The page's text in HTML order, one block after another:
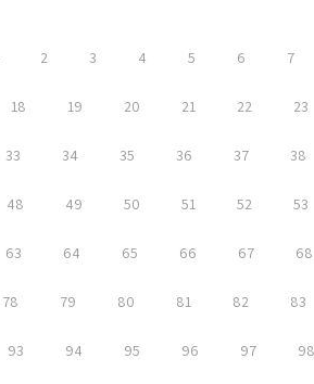
2 3 4 5 6 7
18 19 20 21 22 23
33 34 35 36 37 38
48 49 50 51 52 53
63 64 65 66 67 68
78 79 80 81 82 83
93 94 95 96 97 98